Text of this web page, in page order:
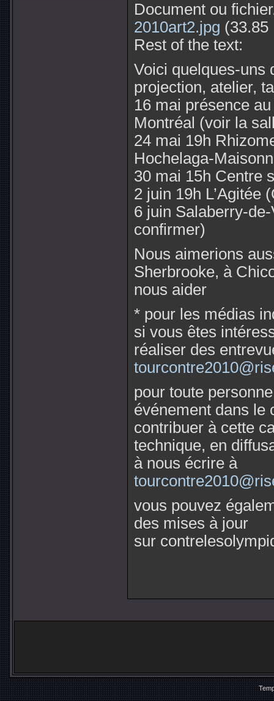
Document ou
2010art2.jpg (33.85
Rest of the text:
Voici quelques-uns
projection, atelier,
16 mai présence
Montréal (voir la
24 mai 19h
Hochelaga-
30 mai 15h Centre
2 juin 19h L’Agitée
6 juin Salaberry-
confirmer)
Nous aimerions
Sherbrooke, à
nous aider
* pour les médias
si vous êtes
réaliser des
pour toute
événement dans le
contribuer à cette
technique, en
à nous écrire à
vous pouvez
des mises à jour
sur